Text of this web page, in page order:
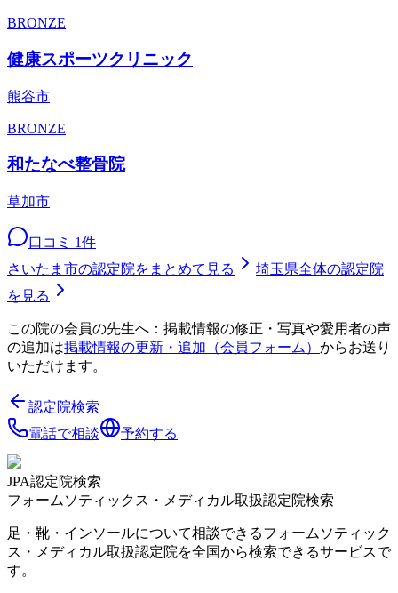
BRONZE
健康スポーツクリニック
熊谷市
BRONZE
和たなべ整骨院
草加市
口コミ 1件
さいたま市の認定院をまとめて見る 埼玉県全体の認定院
を見る
この院の会員の先生へ：掲載情報の修正・写真や愛用者の声
の追加は掲載情報の更新・追加（会員フォーム） からお送り
いただけます。
認定院検索
電話で相談
予約する
JPA認定院検索
フォームソティックス・メディカル取扱認定院検索
足・靴・インソールについて相談できるフォームソティック
ス・メディカル取扱認定院を全国から検索できるサービスで
す。